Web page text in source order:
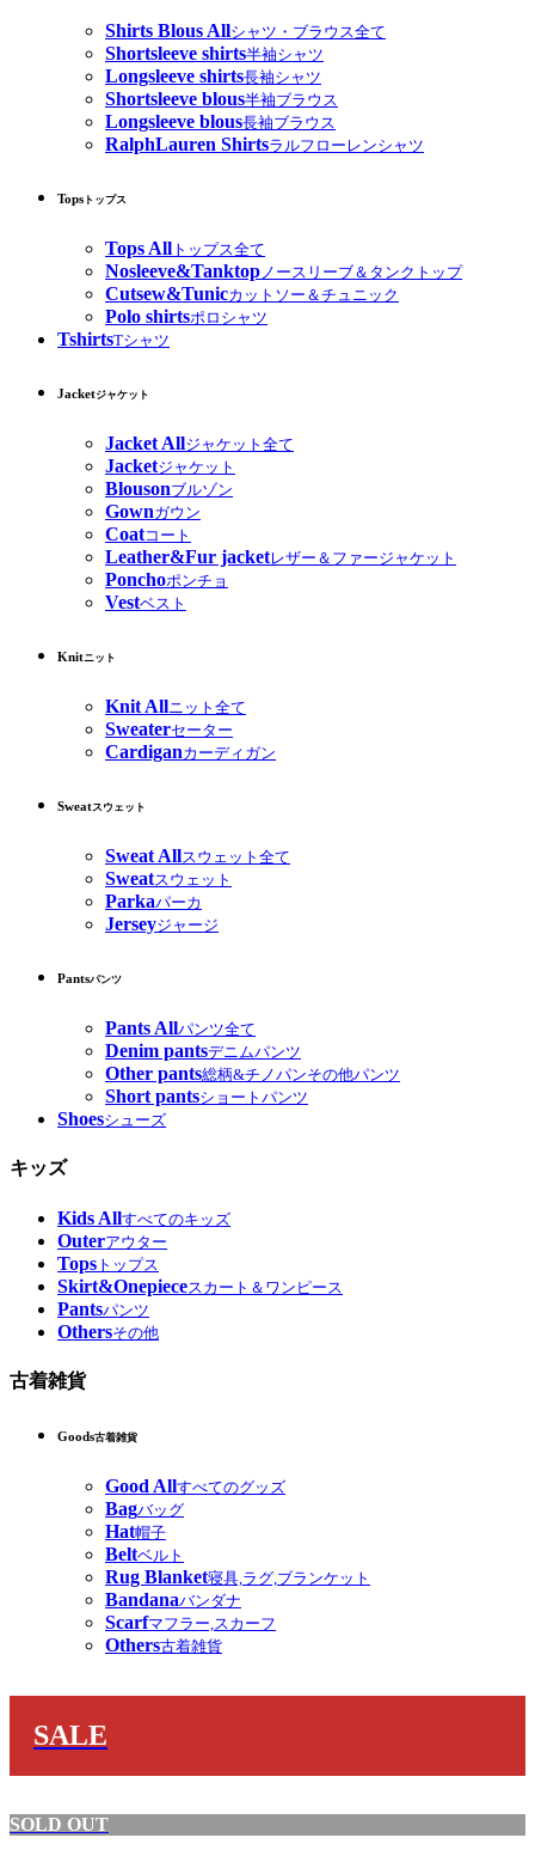
Shirts Blous Allシャツ・ブラウス全て
Shortsleeve shirts半袖シャツ
Longsleeve shirts長袖シャツ
Shortsleeve blous半袖ブラウス
Longsleeve blous長袖ブラウス
RalphLauren Shirtsラルフローレンシャツ
Tops トップス
Tops All トップス全て
Nosleeve&Tanktopノースリーブ＆タンクトップ
Cutsew&Tunicカットソー＆チュニック
Polo shirtsポロシャツ
TshirtsTシャツ
Jacketジャケット
Jacket Allジャケット全て
Jacketジャケット
Blousonブルゾン
Gownガウン
Coatコート
Leather&Fur jacketレザー＆ファージャケット
Ponchoポンチョ
Vestベスト
Knitニット
Knit Allニット全て
Sweaterセーター
Cardiganカーディガン
Sweatスウェット
Sweat Allスウェット全て
Sweatスウェット
Parkaパーカ
Jerseyジャージ
Pantsパンツ
Pants Allパンツ全て
Denim pantsデニムパンツ
Other pants総柄&チノパンその他パンツ
Short pantsショートパンツ
Shoesシューズ
キッズ
Kids Allすべてのキッズ
Outerアウター
Tops トップス
Skirt&Onepieceスカート＆ワンピース
Pantsパンツ
Othersその他
古着雑貨
Goods古着雑貨
Good Allすべてのグッズ
Bagバッグ
Hat帽子
Beltベルト
Rug Blanket寝具,ラグ,ブランケット
Bandanaバンダナ
Scarfマフラー,スカーフ
Others古着雑貨
SALE
SOLD OUT